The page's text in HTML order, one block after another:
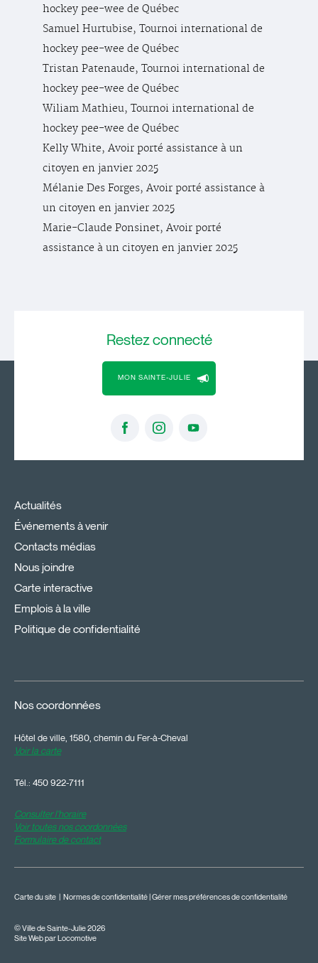
hockey pee-wee de Québec
Samuel Hurtubise, Tournoi international de
hockey pee-wee de Québec
Tristan Patenaude, Tournoi international de
hockey pee-wee de Québec
Wiliam Mathieu, Tournoi international de
hockey pee-wee de Québec
Kelly White, Avoir porté assistance à un
citoyen en janvier 2025
Mélanie Des Forges, Avoir porté assistance à
un citoyen en janvier 2025
Marie-Claude Ponsinet, Avoir porté
assistance à un citoyen en janvier 2025
Restezconnecté
MON SAINTE-JULIE
Actualités
Événements à venir
Contacts médias
Nous joindre
Carte interactive
Emplois à la ville
Politique de confidentialité
Nos coordonnées
Hôtel de ville, 1580, chemin du Fer-à-Cheval
Voir la carte
Tél.: 450 922-7111
Consulter l'horaire
Voir toutes nos coordonnées
Formulaire de contact
© Ville de Sainte-Julie 2026
Carte du site Normes de confidentialité Gérer mes préférences de confidentialité
Site Web par Locomotive